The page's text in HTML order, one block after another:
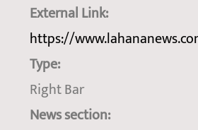
External Link:
https://
Type:
Right Bar
News section: